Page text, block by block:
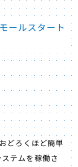
ールスタート
どろくほど簡単
テムを稼働さ